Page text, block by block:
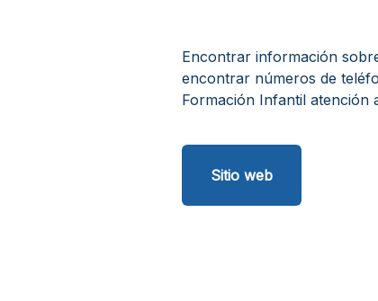
Encontrar información
encontrar números de
Formación Infantil atención
Sitio web